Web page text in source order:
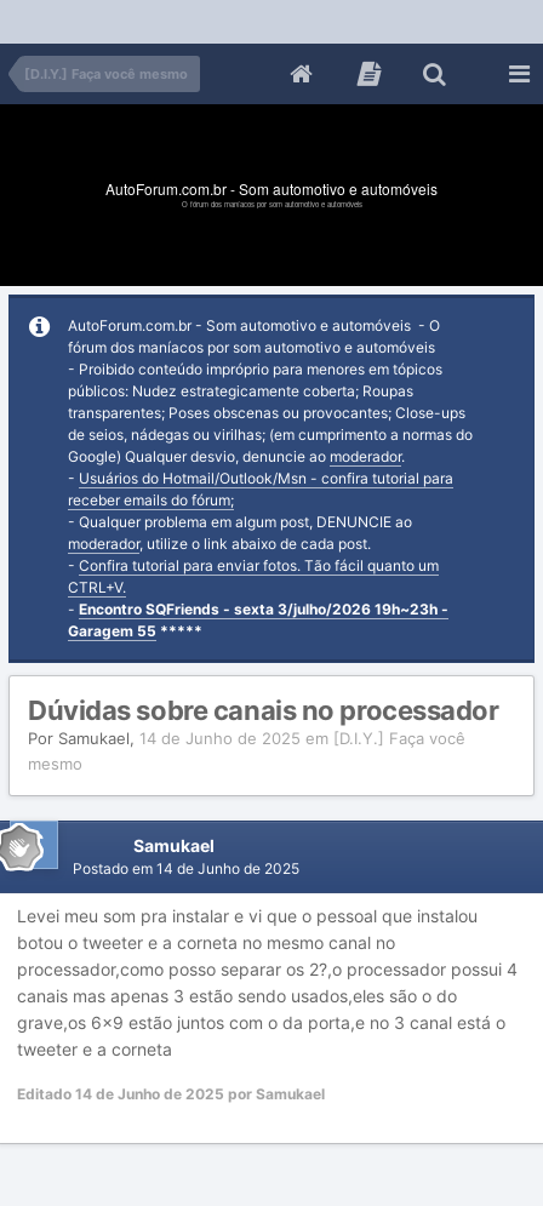
[D.I.Y.] Faça você mesmo
AutoForum.com.br - Som automotivo e automóveis
O fórum dos maníacos por som automotivo e automóveis
AutoForum.com.br - Som automotivo e automóveis - O
fórum dos maníacos por som automotivo e automóveis
- Proibido conteúdo impróprio para menores em tópicos
públicos: Nudez estrategicamente coberta; Roupas
transparentes; Poses obscenas ou provocantes; Close-ups
de seios, nádegas ou virilhas; (em cumprimento a normas do
Google) Qualquer desvio, denuncie ao moderador.
- Usuários do Hotmail/Outlook/Msn - confira tutorial para
receber emails do fórum;
- Qualquer problema em algum post, DENUNCIE ao
moderador, utilize o link abaixo de cada post.
- Confira tutorial para enviar fotos. Tão fácil quanto um
CTRL+V.
- Encontro SQFriends - sexta 3/julho/2026 19h~23h -
Garagem 55 *****
Dúvidas sobre canais no processador
Por Samukael, 14 de Junho de 2025 em [D.I.Y.] Faça você
mesmo
Samukael
Postado em 14 de Junho de 2025
Levei meu som pra instalar e vi que o pessoal que instalou
botou o tweeter e a corneta no mesmo canal no
processador,como posso separar os 2?,o processador possui 4
canais mas apenas 3 estão sendo usados,eles são o do
grave,os 6×9 estão juntos com o da porta,e no 3 canal está o
tweeter e a corneta
Editado 14 de Junho de 2025 por Samukael